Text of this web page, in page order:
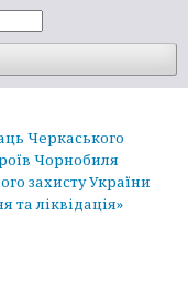
Черкаського
Чорнобиля
захисту України
та ліквідація»